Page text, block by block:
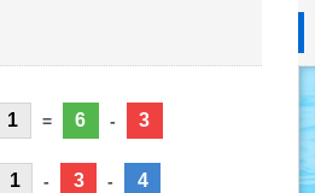
1 = 6 - 3
1 - 3 - 4